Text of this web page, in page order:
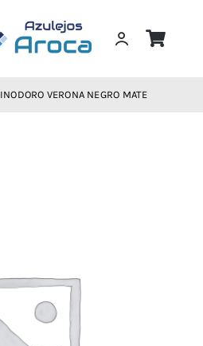
INODORO VERONA NEGRO MATE